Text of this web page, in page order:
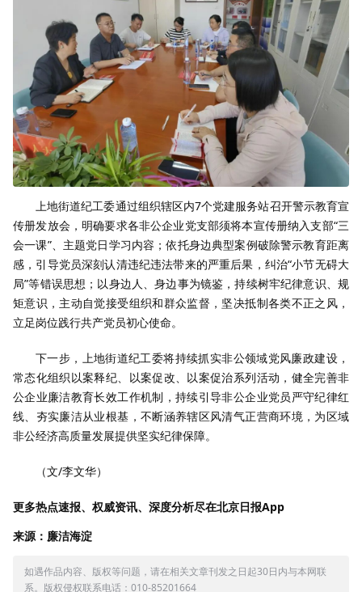
上地街道纪工委通过组织辖区内7个党建服务站召开警示教育宣
传册发放会，明确要求各非公企业党支部须将本宣传册纳入支部“三
会一课”、主题党日学习内容；依托身边典型案例破除警示教育距离
感，引导党员深刻认清违纪违法带来的严重后果，纠治“小节无碍大
局”等错误思想；以身边人、身边事为镜鉴，持续树牢纪律意识、规
矩意识，主动自觉接受组织和群众监督，坚决抵制各类不正之风，
立足岗位践行共产党员初心使命。
下一步，上地街道纪工委将持续抓实非公领域党风廉政建设，
常态化组织以案释纪、以案促改、以案促治系列活动，健全完善非
公企业廉洁教育长效工作机制，持续引导非公企业党员严守纪律红
线、夯实廉洁从业根基，不断涵养辖区风清气正营商环境，为区域
非公经济高质量发展提供坚实纪律保障。
（文/李文华）
更多热点速报、权威资讯、深度分析尽在北京日报App
来源：廉洁海淀
如遇作品内容、版权等问题，请在相关文章刊发之日起30日内与本网联
系。版权侵权联系电话：010-85201664